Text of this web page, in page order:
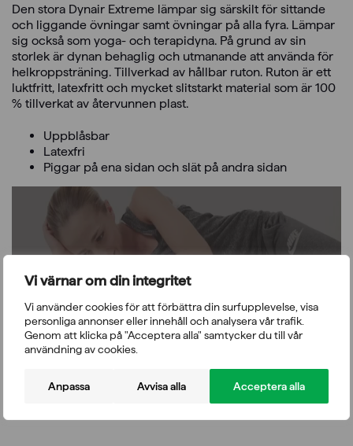
Vi värnar om din integritet
Vi använder cookies för att förbättra din surfupplevelse, visa
personliga annonser eller innehåll och analysera vår trafik.
Genom att klicka på "Acceptera alla" samtycker du till vår
användning av cookies.
Anpassa Avvisa alla Acceptera alla
Den stora Dynair Extreme lämpar sig särskilt för sittande
och liggande övningar samt övningar på alla fyra. Lämpar
sig också som yoga- och terapidyna. På grund av sin
storlek är dynan behaglig och utmanande att använda för
helkroppsträning. Tillverkad av hållbar ruton. Ruton är ett
luktfritt, latexfritt och mycket slitstarkt material som är 100
% tillverkat av återvunnen plast.
Uppblåsbar
Latexfri
Piggar på ena sidan och slät på andra sidan
Vänligen acceptera funktionella, analys, annonsering